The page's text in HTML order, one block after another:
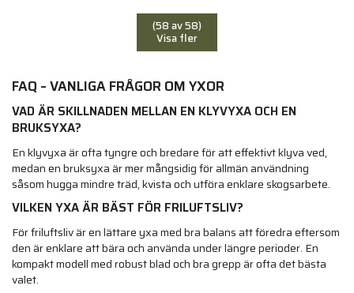
(58 av 58)
Visa fler
FAQ – VANLIGA FRÅGOR OM YXOR
VAD ÄR SKILLNADEN MELLAN EN KLYVYXA OCH EN
BRUKSYXA?
En klyvyxa är ofta tyngre och bredare för att effektivt klyva ved,
medan en bruksyxa är mer mångsidig för allmän användning
såsom hugga mindre träd, kvista och utföra enklare skogsarbete.
VILKEN YXA ÄR BÄST FÖR FRILUFTSLIV?
För friluftsliv är en lättare yxa med bra balans att föredra eftersom
den är enklare att bära och använda under längre perioder. En
kompakt modell med robust blad och bra grepp är ofta det bästa
valet.